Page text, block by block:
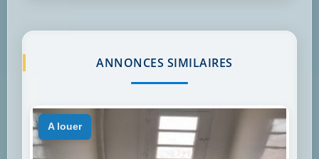
ANNONCES SIMILAIRES
a louer